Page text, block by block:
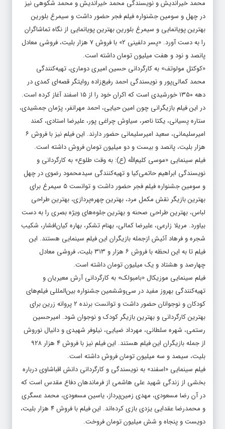
محمد خیراندیش و نویسندگی محمد خیراندیش و محمد شکوهی نیز
در چهل و سومین جشنواره فیلم فجر حضور داشت و سیمرغ بلورین
بهترین پویانمایی و سیمرغ بلورین بهترین پویانمایی از نگاه تماشاگران
را به دست آورد. «پسر دلفینی ۲» با فروش ۷ هزار بلیت، فروشی معادل
پانصد و نود و هفت میلیون تومان داشته است.
«کوکتل مولوتف» به کارگردانی حسین امیری دوماری، تهیه‌کنندگی
محمد کمالی‌پور و نویسندگی احمد رفیع‌زاده روایتگر قصه‌ای کمدی در
دهه ۱۳۵۰ خورشیدی است که اکران خود را از ۱۵ اسفند آغاز کرده است.
در این فیلم بازیگرانی چون امین حیایی، احمد مهرانفر، پژمان جمشیدی،
ستاره پسیانی، یکتا ناصر، سیاوش چراغی پور، علیرضا استادی، کمند
امیرسلیمانی، سعید امیرسلیمانی حضور دارند. این فیلم نیز با فروش ۶
هزار بلیت، پانصد و بیست و دو میلیون تومان فروش داشته است.
فیلم سینمایی «موسی کلیم‌الله (ع): به وقت طلوع» به کارگردانی و
نویسندگی ابراهیم حاتمی‌کیا و تهیه‌کنندگی سیدمحمود رضوی در چهل
و سومین جشنواره فیلم فجر حضور داشت و توانست ۵ سیمرغ برای
بهترین بازیگر نقش مکمل مرد، بهترین چهره‌پردازی، بهترین طراحی
لباس، بهترین طراحی صحنه و بهترین جلوه‌های ویژه بصری را به دست
بیاورد. مریلا زارعی، علیرضا کمالی، بهنام تشکر، بهاره کیان‌افشار، شکیب
شجره و فرهاد آئیش ازجمله بازیگران این فیلم سینمایی هستند. این
فیلم تا به این لحظه با فروش ۶ هزار و ۳۱۳ بلیت، فروشی معادل
چهارصد و هشتاد و یک میلیون تومان داشته است.
فیلم سینمایی موزیکال «بامبولک» به کارگردانی آرش معیریان و
تهیه‌کنندگی بهروز مفید در سی‌وششمین جشنواره بین‌المللی فیلم‌های
کودکان و نوجوانان حضور داشت و توانست برنده ۲ پروانه زرین برای
بهترین کارگردانی و بهترین بازیگر کودک و نوجوان شود. امیرحسین
رستمی، شهره سلطانی، مهرداد ضیایی، نیلوفر شهیدی و دانیال نوروش
از جمله بازیگران این فیلم هستند. این فیلم نیز با فروش ۴ هزار ۹۲۸
بلیت، سیصد و سه میلیون تومان فروش داشته است.
فیلم سینمایی «اسفند» به نویسندگی و کارگردانی دانش اقباشاوی درباره
بخشی از زندگی شهید علی هاشمی از فرماندهان دفاع مقدس است که
در آن رضا مسعودی، مهدی زمین‌پرداز، یاسین مسعودی، محمد عسگری
و محمدرضا عقدایی یزدی بازی کرده‌اند. این فیلم با فروش ۴ هزار بلیت،
دویست و پنجاه و شش میلیون تومان فروخت.